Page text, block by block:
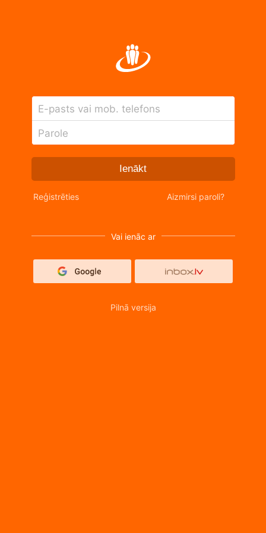
E-pasts vai mob. telefons
Parole
Ienākt
Reģistrēties Aizmirsi paroli?
Vai ienāc ar
Pilnā versija